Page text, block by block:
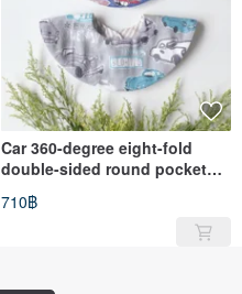
Car 360-degree eight-fold
double-sided round pocket
two into the group
710฿